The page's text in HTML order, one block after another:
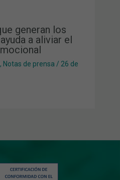
generan los
a aliviar el
, Notas de prensa / 26 de